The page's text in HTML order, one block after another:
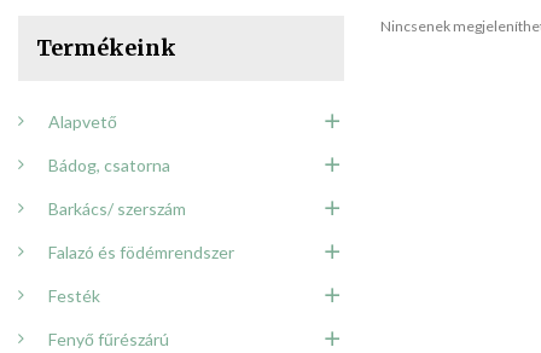
Termékeink
Alapvető
Bádog, csatorna
Barkács/ szerszám
Falazó és födémrendszer
Festék
Fenyő fűrészárú
Nincsenek